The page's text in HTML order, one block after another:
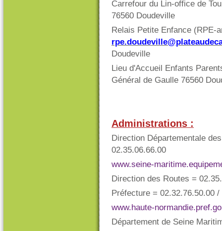
Carrefour du Lin-office de
76560 Doudeville
Relais Petite Enfance (RPE-
Doudeville
Lieu d'Accueil Enfants
Général de Gaulle 76560
Administrations :
Direction Départementale
02.35.06.66.00
www.seine-
Direction des Routes =
Préfecture = 02.32.76.50.00 /
www.haute-
Département de Seine